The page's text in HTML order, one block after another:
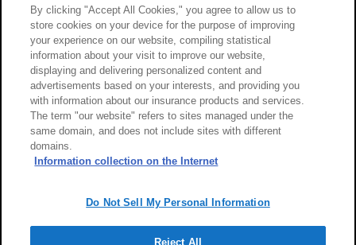
【お詫び】超保険のよくあるご質問（FAQ）記載誤りについて
もっと見る
サイトのご利用について
勧誘方針
By clicking "Accept All Cookies," you agree to allow us to
store cookies on your device for the purpose of improving
your experience on our website, compiling statistical
information about your visit to improve our website,
displaying and delivering personalized content and
advertisements based on your interests, and providing you
with information about our insurance products and services.
The term "our website" refers to sites managed under the
same domain, and does not include sites with different
domains.
Information collection on the Internet
Do Not Sell My Personal Information
Reject All